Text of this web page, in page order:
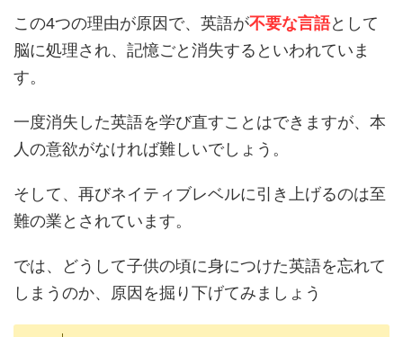
この4つの理由が原因で、英語が不要な言語として
脳に処理され、記憶ごと消失するといわれていま
す。
一度消失した英語を学び直すことはできますが、本
人の意欲がなければ難しいでしょう。
そして、再びネイティブレベルに引き上げるのは至
難の業とされています。
では、どうして子供の頃に身につけた英語を忘れて
しまうのか、原因を掘り下げてみましょう